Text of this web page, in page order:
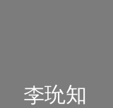
李玧知